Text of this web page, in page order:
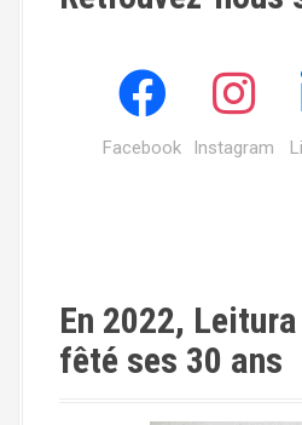
Facebook Instagram
En 2022,
fêté ses 30 ans